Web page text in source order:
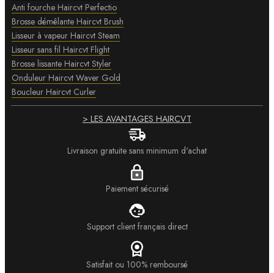
Anti fourche Haircvt Perfectio
Brosse démêlante Haircvt Brush
Lisseur à vapeur Haircvt Steam
Lisseur sans fil Haircvt Flight
Brosse lissante Haircvt Styler
Onduleur Haircvt Waver Gold
Boucleur Haircvt Curler
> LES AVANTAGES HAIRCVT
Livraison gratuite sans minimum d'achat
Paiement sécurisé
Support client français direct
Satisfait ou 100% remboursé